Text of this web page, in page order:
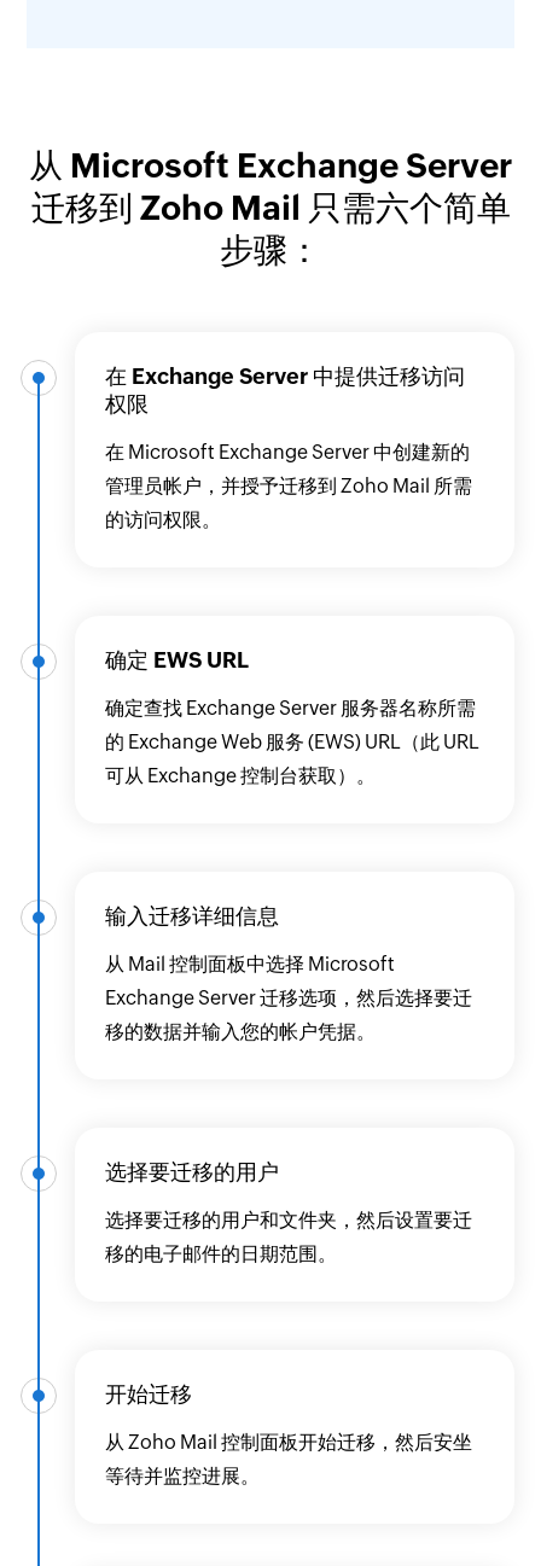
从 Microsoft Exchange Server
迁移到 Zoho Mail 只需六个简单
步骤：
在 Exchange Server 中提供迁移访问
权限
在 Microsoft Exchange Server 中创建新的
管理员帐户，并授予迁移到 Zoho Mail 所需
的访问权限。
确定 EWS URL
确定查找 Exchange Server 服务器名称所需
的 Exchange Web 服务 (EWS) URL（此 URL
可从 Exchange 控制台获取）。
输入迁移详细信息
从 Mail 控制面板中选择 Microsoft
Exchange Server 迁移选项，然后选择要迁
移的数据并输入您的帐户凭据。
选择要迁移的用户
选择要迁移的用户和文件夹，然后设置要迁
移的电子邮件的日期范围。
开始迁移
从 Zoho Mail 控制面板开始迁移，然后安坐
等待并监控进展。